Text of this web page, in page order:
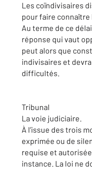
Les coïndivisaires
pour faire
Au terme de ce
réponse qui vaut
peut alors que
indivisaires et
difficultés.
Tribunal
La voie judiciaire.
À l’issue des trois
exprimée ou de
requise et
instance. La loi ne